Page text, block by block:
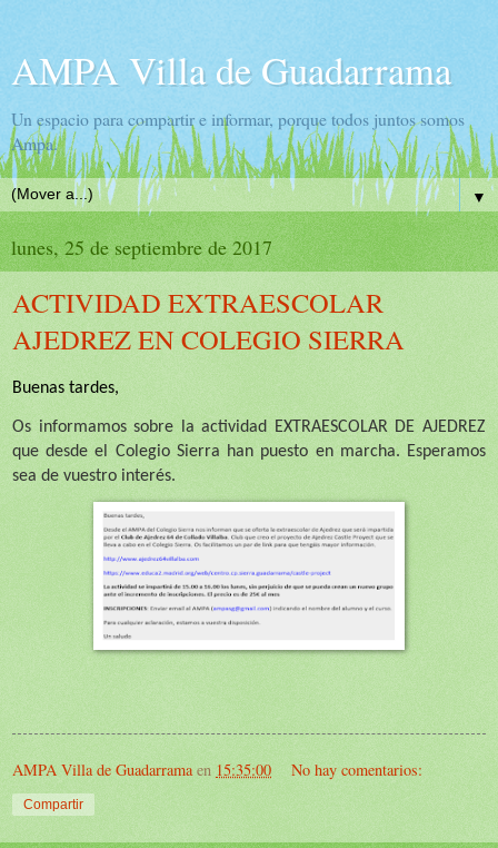
AMPA Villa de Guadarrama
Un espacio para compartir e informar, porque todos juntos somos
Ampa.
▼
lunes, 25 de septiembre de 2017
ACTIVIDAD EXTRAESCOLAR
AJEDREZ EN COLEGIO SIERRA
Buenas tardes,
Os informamos sobre la actividad EXTRAESCOLAR DE AJEDREZ
que desde el Colegio Sierra han puesto en marcha. Esperamos
sea de vuestro interés.
AMPA Villa de Guadarrama en 15:35:00 No hay comentarios:
Compartir